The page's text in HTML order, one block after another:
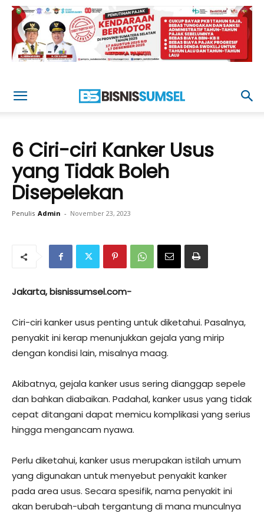
6 Ciri-ciri Kanker Usus
yang Tidak Boleh
Disepelekan
Penulis Admin - November 23, 2023
Jakarta, bisnissumsel.com-
Ciri-ciri kanker usus penting untuk diketahui. Pasalnya,
penyakit ini kerap menunjukkan gejala yang mirip
dengan kondisi lain, misalnya maag.
Akibatnya, gejala kanker usus sering dianggap sepele
dan bahkan diabaikan. Padahal, kanker usus yang tidak
cepat ditangani dapat memicu komplikasi yang serius
hingga mengancam nyawa.
Perlu diketahui, kanker usus merupakan istilah umum
yang digunakan untuk menyebut penyakit kanker
pada area usus. Secara spesifik, nama penyakit ini
akan berubah-ubah tergantung di mana munculnya